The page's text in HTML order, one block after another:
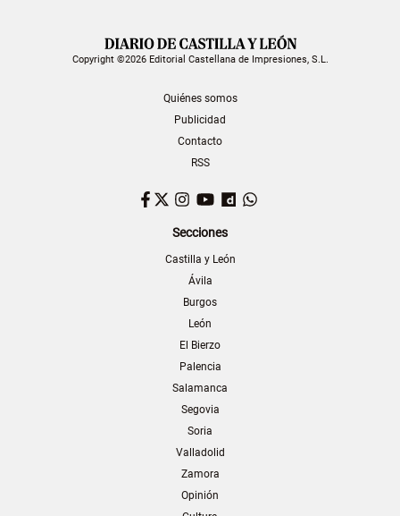
Copyright ©2026 Editorial Castellana de Impresiones, S.L.
Quiénes somos
Publicidad
Contacto
RSS
Facebook
TwitterInstagram
YouTubeDailymotion
Secciones
Castilla y León
Ávila
Burgos
León
El Bierzo
Palencia
Salamanca
Segovia
Soria
Valladolid
Zamora
Opinión